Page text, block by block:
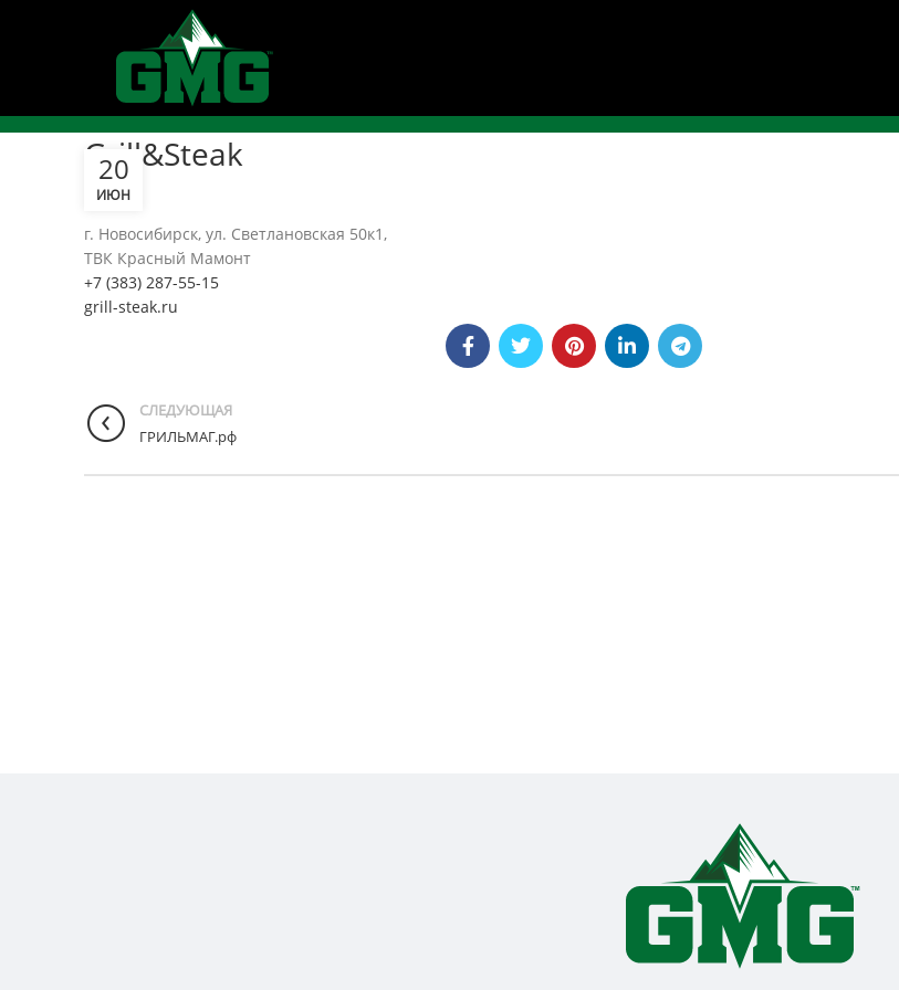
Grill&Steak
20
ИЮН
г. Новосибирск, ул. Светлановская 50к1,
ТВК Красный Мамонт
+7 (383) 287-55-15
grill-steak.ru
СЛЕДУЮЩАЯ
ГРИЛЬМАГ.рф